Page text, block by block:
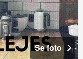
Se foto